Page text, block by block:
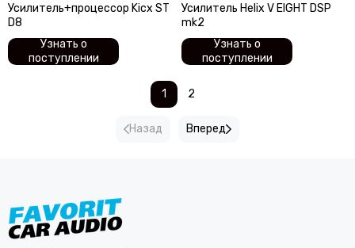
Усилитель+процессор Kicx ST
D8
Узнать о
поступлении
Усилитель Helix V EIGHT DSP
mk2
Узнать о
поступлении
Назад
1 2
Вперед